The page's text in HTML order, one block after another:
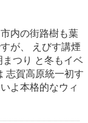
内の街路樹も葉
が、 えびす講煙
つり と冬もイベ
志賀高原統一初す
よ本格的なウィ